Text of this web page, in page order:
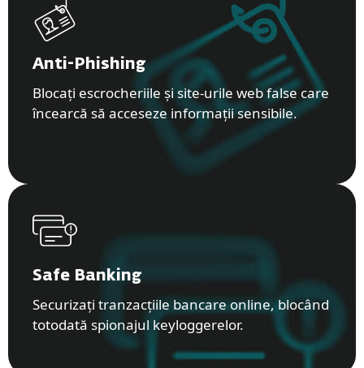
Anti-Phishing
Blocați escrocheriile și site-urile web false care
încearcă să acceseze informații sensibile.
Safe Banking
Securizați tranzacțiile bancare online, blocând
totodată spionajul keyloggerelor.